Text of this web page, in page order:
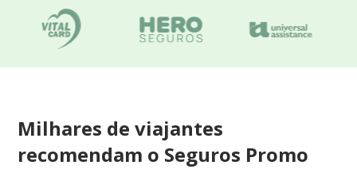
Milhares de viajantes
recomendam o Seguros Promo